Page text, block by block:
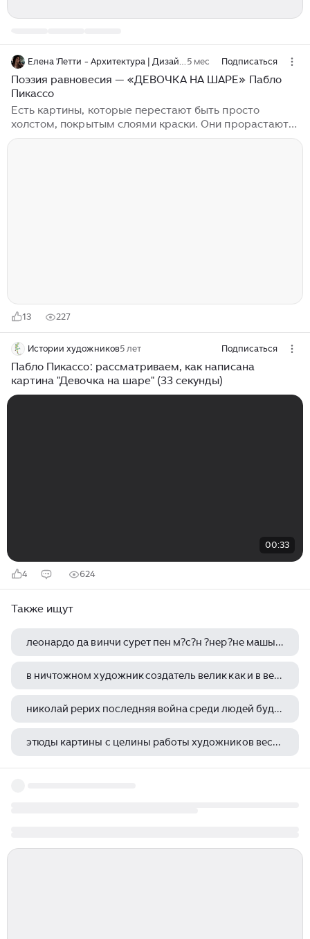
5 мес Подписаться
Поэзия равновесия — «ДЕВОЧКА НА ШАРЕ» Пабло
Пикассо
Есть картины, которые перестают быть просто
холстом, покрытым слоями краски. Они прорастают в
мировую память, становясь не символом даже — а
13 227
Истории художников5 лет Подписаться
Пабло Пикассо: рассматриваем, как написана
картина "Девочка на шаре" (33 секунды)
00:33
4 624
Также ищут
леонардо да винчи сурет пен м?с?н ?нер?не машы?тану ?ш?н о?ы?ан ?ала
в ничтожном художник создатель велик как и в великом
николай рерих последняя война среди людей будет войной за истину
этюды картины с целины работы художников весной и летом 1954 года